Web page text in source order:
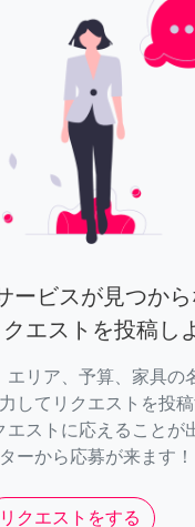
ービスが見つか
エストを投稿し
エリア、予算、家具の
してリクエストを投
エストに応えることが
ーから応募が来ます！
リクエストをする